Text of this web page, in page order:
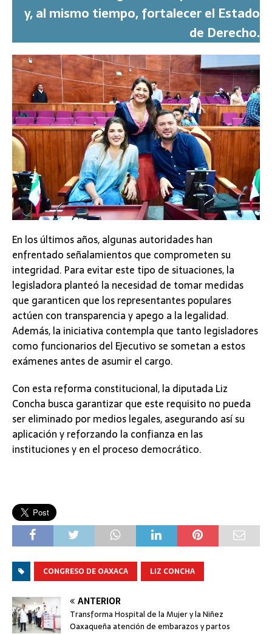
y, al mismo tiempo, fortalecer el Estado
de Derecho.
En los últimos años, algunas autoridades han
enfrentado señalamientos que comprometen su
integridad. Para evitar este tipo de situaciones, la
legisladora planteó la necesidad de tomar medidas
que garanticen que los representantes populares
actúen con transparencia y apego a la legalidad.
Además, la iniciativa contempla que tanto legisladores
como funcionarios del Ejecutivo se sometan a estos
exámenes antes de asumir el cargo.
Con esta reforma constitucional, la diputada Liz
Concha busca garantizar que este requisito no pueda
ser eliminado por medios legales, asegurando así su
aplicación y reforzando la confianza en las
instituciones y en el proceso democrático.
CONGRESO DE OAXACA LIZ CONCHA
ANTERIOR
Transforma Hospital de la Mujer y la Niñez
Oaxaqueña atención de embarazos y partos